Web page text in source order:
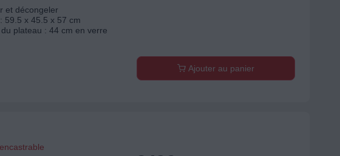
et décongeler
59.5 x 45.5 x 57 cm
plateau : 44 cm en verre
Ajouter au panier